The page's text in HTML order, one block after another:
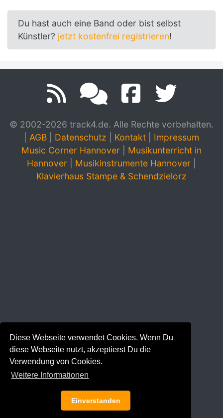
Diese Webseite verwendet Cookies. Wenn Du
diese Webseite nutzt, akzeptierst Du die
Verwendung von Cookies.
Weitere Informationen
Einverstanden
Du hast auch eine Band oder bist selbst
Künstler? jetzt kostenfrei registrieren!
© 2002-2026 track4.de. Alle Rechte vorbehalten.
AGB Datenschutz Kontakt
Impressum
Music Corner Hannover
Musikunterricht in
Hannover
Musikinstrumente Hannover
Klavierhaus Stampe & Schendzielorz